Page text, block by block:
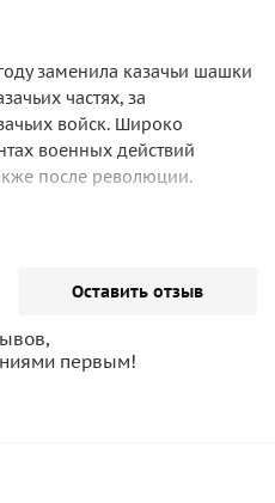
заменила казачьи шашки
частях, за
войск. Широко
военных действий
после революции.
Оставить отзыв
первым!